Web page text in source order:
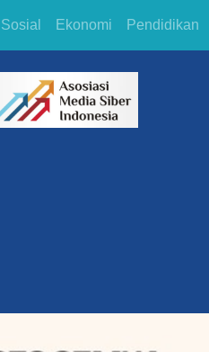
Sosial Ekonomi Pendidikan